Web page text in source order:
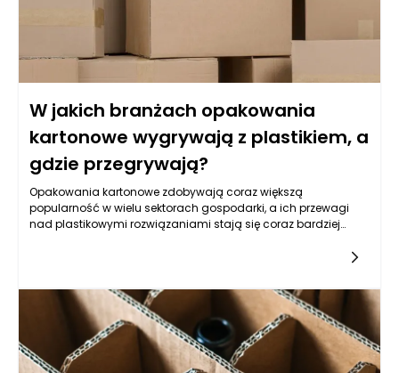
W jakich branżach opakowania
kartonowe wygrywają z plastikiem, a
gdzie przegrywają?
Opakowania kartonowe zdobywają coraz większą
popularność w wielu sektorach gospodarki, a ich przewagi
nad plastikowymi rozwiązaniami stają się coraz bardziej
farmaceutyczna oraz elektroniczna, opakowania kartonowe
wszechstronności. W sektorze spożywczym, gdzie klienci coraz
częściej poszukują produktów przyjaznych środowisku,
opakowania kartonowe idealnie spełniają te oczekiwania.
Zapewniają one nie tylko optymalną ochronę
przechowywanych produktów, ale też umożliwiają łatwe ich
recyklingowanie.